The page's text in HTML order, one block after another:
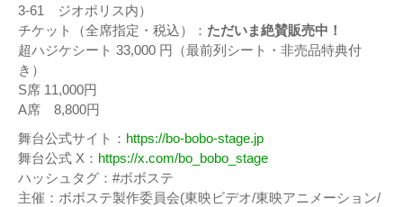
3-61 ジオポリス内）
チケット（全席指定・税込）： ただいま絶賛販売中！
超ハジケシート 33,000 円（最前列シート・非売品特典付
き）
S席 11,000円
A席 8,800円
舞台公式サイト： https://bo-bobo-stage.jp
舞台公式 X： https://x.com/bo_bobo_stage
ハッシュタグ：#ボボステ
主催：ボボステ製作委員会(東映ビデオ/東映アニメーション/